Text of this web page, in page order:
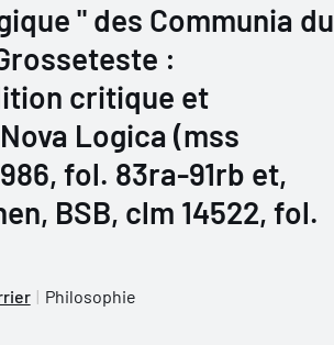
" des Communia du
:
critique et
Logica (mss
fol. 83ra-91rb et,
BSB, clm 14522, fol.
Philosophie